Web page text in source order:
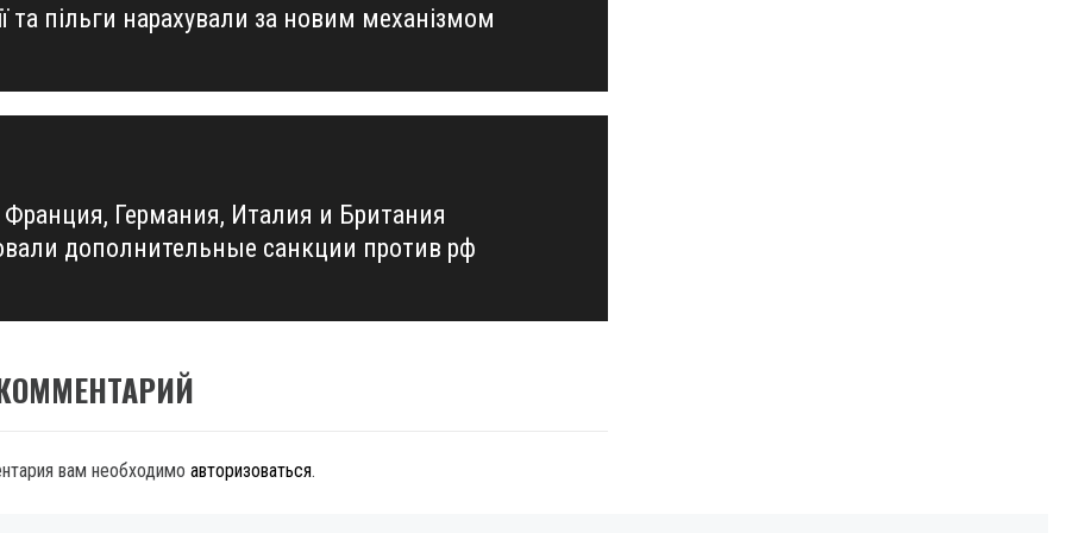
та пільги нарахували за новим механізмом
Германия, Италия и Британия
дополнительные санкции против рф
вам необходимо авторизоваться.